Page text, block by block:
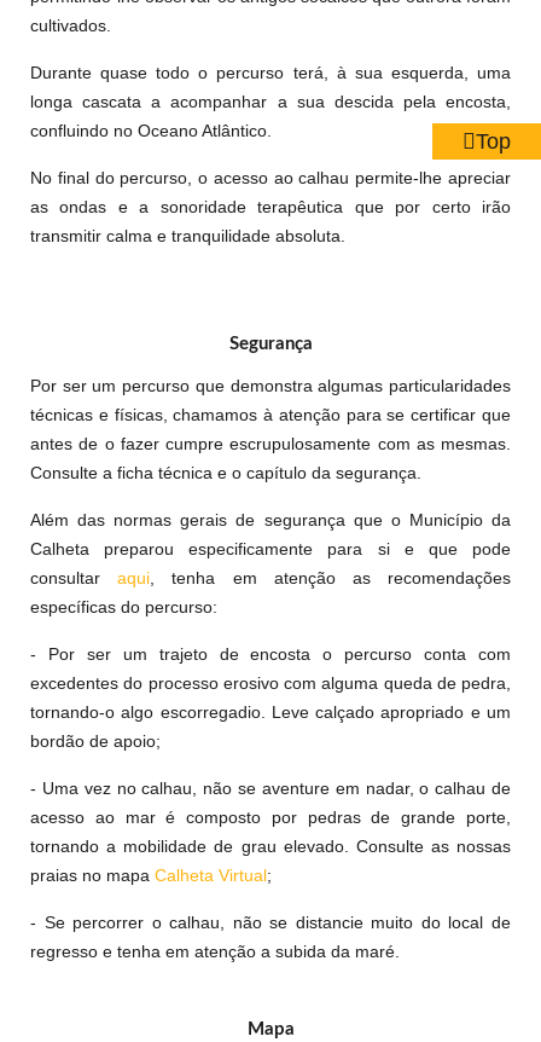
cultivados.
Durante quase todo o percurso terá, à sua esquerda, uma
longa cascata a acompanhar a sua descida pela encosta,
confluindo no Oceano Atlântico.
No final do percurso, o acesso ao calhau permite-lhe apreciar
as ondas e a sonoridade terapêutica que por certo irão
transmitir calma e tranquilidade absoluta.
Segurança
Por ser um percurso que demonstra algumas particularidades
técnicas e físicas, chamamos à atenção para se certificar que
antes de o fazer cumpre escrupulosamente com as mesmas.
Consulte a ficha técnica e o capítulo da segurança.
Além das normas gerais de segurança que o Município da
Calheta preparou especificamente para si e que pode
consultaraqui , tenha em atenção as recomendações
específicas do percurso:
- Por ser um trajeto de encosta o percurso conta com
excedentes do processo erosivo com alguma queda de pedra,
tornando-o algo escorregadio. Leve calçado apropriado e um
bordão de apoio;
- Uma vez no calhau, não se aventure em nadar, o calhau de
acesso ao mar é composto por pedras de grande porte,
tornando a mobilidade de grau elevado. Consulte as nossas
praias no mapa Calheta Virtual;
- Se percorrer o calhau, não se distancie muito do local de
regresso e tenha em atenção a subida da maré.
Mapa
Top